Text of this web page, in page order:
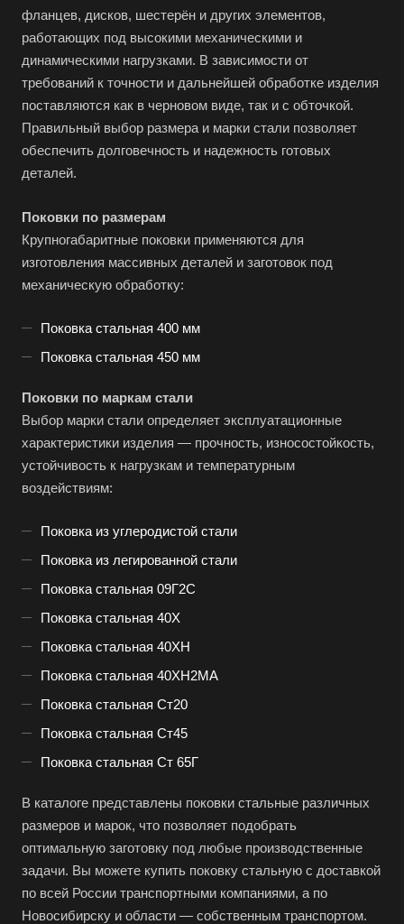
фланцев, дисков, шестерён и других элементов,
работающих под высокими механическими и
динамическими нагрузками. В зависимости от
требований к точности и дальнейшей обработке изделия
поставляются как в черновом виде, так и с обточкой.
Правильный выбор размера и марки стали позволяет
обеспечить долговечность и надежность готовых
деталей.
Поковки по размерам
Крупногабаритные поковки применяются для
изготовления массивных деталей и заготовок под
механическую обработку:
Поковка стальная 400 мм
Поковка стальная 450 мм
Поковки по маркам стали
Выбор марки стали определяет эксплуатационные
характеристики изделия — прочность, износостойкость,
устойчивость к нагрузкам и температурным
воздействиям:
Поковка из углеродистой стали
Поковка из легированной стали
Поковка стальная 09Г2С
Поковка стальная 40Х
Поковка стальная 40ХН
Поковка стальная 40ХН2МА
Поковка стальная Ст20
Поковка стальная Ст45
Поковка стальная Ст 65Г
В каталоге представлены поковки стальные различных
размеров и марок, что позволяет подобрать
оптимальную заготовку под любые производственные
задачи. Вы можете купить поковку стальную с доставкой
по всей России транспортными компаниями, а по
Новосибирску и области — собственным транспортом.